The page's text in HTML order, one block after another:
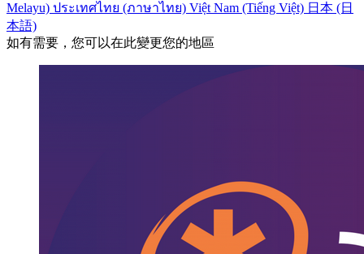
Melayu) ประเทศไทย (ภาษาไทย) Việt Nam (Tiếng Việt) 日本 (日
本語)
如有需要，您可以在此變更您的地區